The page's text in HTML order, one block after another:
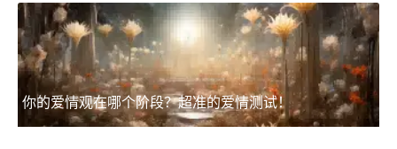
你的爱情观在哪个阶段？超准的爱情测试！